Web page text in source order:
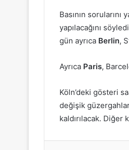
Basının
yapılacağını
gün ayrıca Berlin,
Ayrıca Paris,
Köln’deki gösteri
değişik
kaldırılacak.